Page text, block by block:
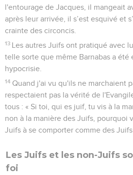
l'entourage de Jacques, il mangeait
après leur arrivée, il s’est esquivé et
crainte des circoncis.
13 Les autres Juifs ont pratiqué avec
telle sorte que même Barnabas a été
hypocrisie.
14 Quand j'ai vu qu'ils ne marchaient
respectaient pas la vérité de
tous : « Si toi, qui es juif, tu vis à la
non à la manière des Juifs, pourquoi
Juifs à se comporter comme des Juifs
Les Juifs et les non-Juifs
foi